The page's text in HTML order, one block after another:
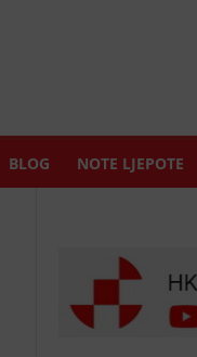
BLOG NOTE LJEPOTE